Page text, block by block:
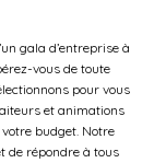
gala d’entreprise à
vous de toute
pour vous
et animations
budget. Notre
de répondre à tous